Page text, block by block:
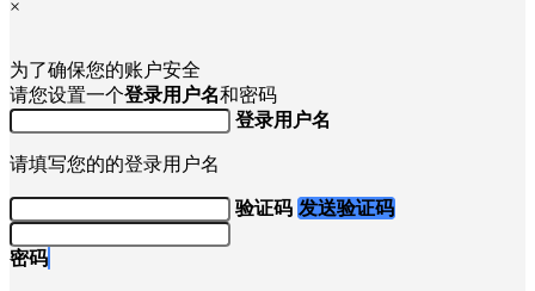
×
为了确保您的账户安全
请您设置一个登录用户名和密码
登录用户名
请填写您的的登录用户名
验证码 发送验证码
密码